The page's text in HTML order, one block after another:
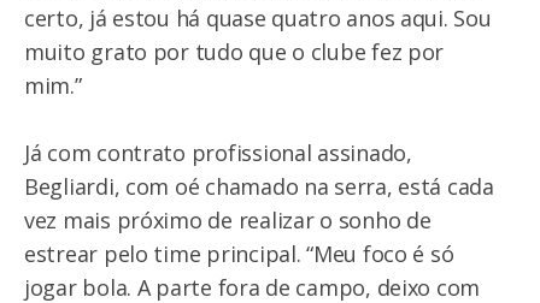
certo, já estou há quase quatro anos aqui. Sou
muito grato por tudo que o clube fez por
mim.”
Já com contrato profissional assinado,
Begliardi, com oé chamado na serra, está cada
vez mais próximo de realizar o sonho de
estrear pelo time principal. “Meu foco é só
jogar bola. A parte fora de campo, deixo com